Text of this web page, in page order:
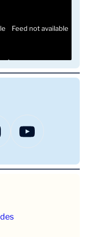
Feed not available
YouTube